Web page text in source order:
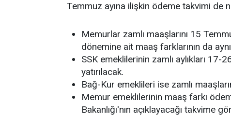
Temmuz ayına ilişkin ödeme takvimi de
Memurlar zamlı maaşlarını 15
dönemine ait maaş farklarının da
SSK emeklilerinin zamlı aylıkları
yatırılacak.
Bağ-Kur emeklileri ise zamlı
Memur emeklilerinin maaş farkı
Bakanlığı'nın açıklayacağı takvime